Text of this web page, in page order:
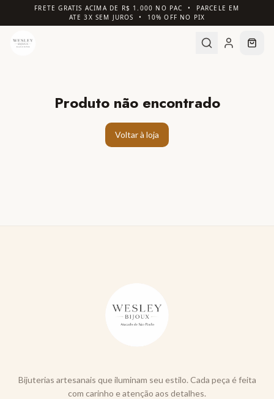
FRETE GRATIS ACIMA DE R$ 1.000 NO PAC • PARCELE EM
ATE 3X SEM JUROS • 10% OFF NO PIX
Produto não encontrado
Voltar à loja
Bijuterias artesanais que iluminam seu estilo. Cada peça é feita
com carinho e atenção aos detalhes.